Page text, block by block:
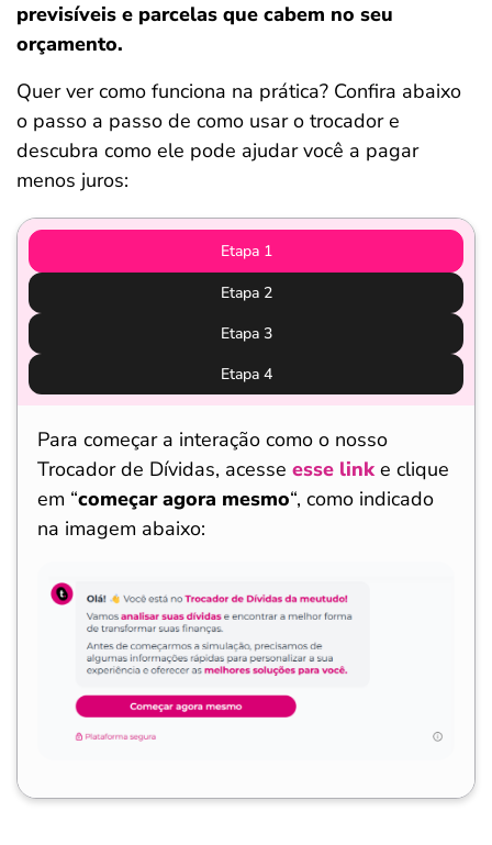
previsíveis e parcelas que cabem no seu
orçamento.
Quer ver como funciona na prática? Confira abaixo
o passo a passo de como usar o trocador e
descubra como ele pode ajudar você a pagar
menos juros:
Etapa 1
Etapa 2
Etapa 3
Etapa 4
Para começar a interação como o nosso
Trocador de Dívidas, acesse esse linke clique
em “começar agora mesmo“, como indicado
na imagem abaixo: